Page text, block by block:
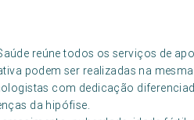
reúne todos os serviços de
podem ser realizadas na
com dedicação
da hipófise.